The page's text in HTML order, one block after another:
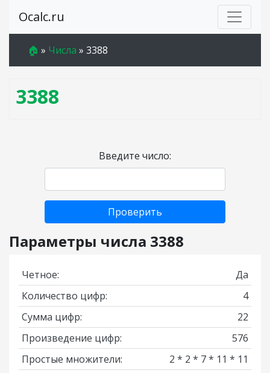
Ocalc.ru
🏠 » Числа » 3388
3388
Введите число:
Проверить
Параметры числа 3388
Четное:
Да
Количество цифр:
4
Сумма цифр:
22
Произведение цифр:
576
Простые множители:
2 * 2 * 7 * 11 * 11